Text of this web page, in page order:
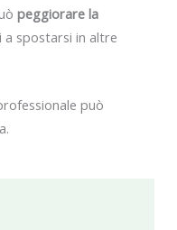
peggiorare la
a spostarsi in altre
può